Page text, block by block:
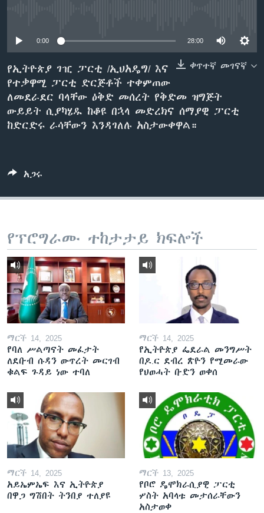
ቋንቋዎች
0:00 28:00
ቀጥተኛ መገናኛ
የኢትዮጵያ ገዢ ፓርቲ /ኢህአዴግ/ እና
የተቃዋሚ ፓርቲ ድርጅቶች ተቀምጠው
ለመደራደር ባላቸው ዕቅድ መሰረት የቅድመ ዝግጅት
ውይይት ሲያካሄዱ ከቆዩ በኋላ መድረክና ሰማያዊ ፓርቲ
ከድርድሩ ራሳቸውን እንዳገለሉ አስታውቀዋል።
አጋሩ
የፕሮግራሙ ተከታታይ ክፍሎች
ማርች 14, 2025
የባለ ሥልጣናት መፈታት
ለደቡብ ሱዳን ውጥረት መርገብ
ቁልፍ ጉዳይ ነው ተባለ
ማርች 14, 2025
የኢትዮጵያ ፌደራል መንግሥት
በዶ.ር ደብረ ጽዮን የሚመራው
የህወሓት ቡድን ወቀሰ
ማርች 14, 2025
አይኤምኤፍ እና ኢትዮጵያ
በዋጋ ግሽበት ትንበያ ተለያዩ
ማርች 13, 2025
የቦሮ ዴሞክራሲያዊ ፓርቲ
ሦስት አባላቱ መታሰራቸውን
አስታወቀ